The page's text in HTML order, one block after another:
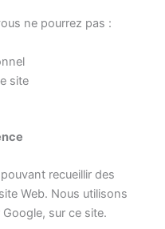
ne pourrez pas :
site
recueillir des
Web. Nous utilisons
sur ce site.